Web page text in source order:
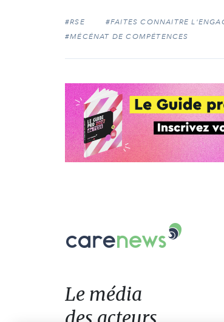
#RSE
#FAITES CONNAITRE
#MÉCÉNAT DE COMPÉTENCES
Le
acteurs
de
l'engagement
Le média